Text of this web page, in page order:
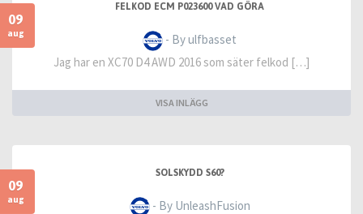
09
aug
FELKOD ECM P023600 VAD GÖRA
- By ulfbasset
Jag har en XC70 D4 AWD 2016 som säter felkod […]
VISA INLÄGG
09
aug
SOLSKYDD S60?
- By UnleashFusion